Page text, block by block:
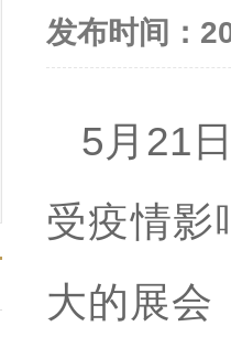
发布时间：
5月21
受疫情影
大的展会